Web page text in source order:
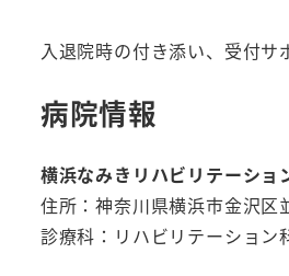
入退院時の付き添い、受付サ
病院情報
横浜なみきリハビリテーショ
住所：神奈川県横浜市金沢区
診療科：リハビリテーショ